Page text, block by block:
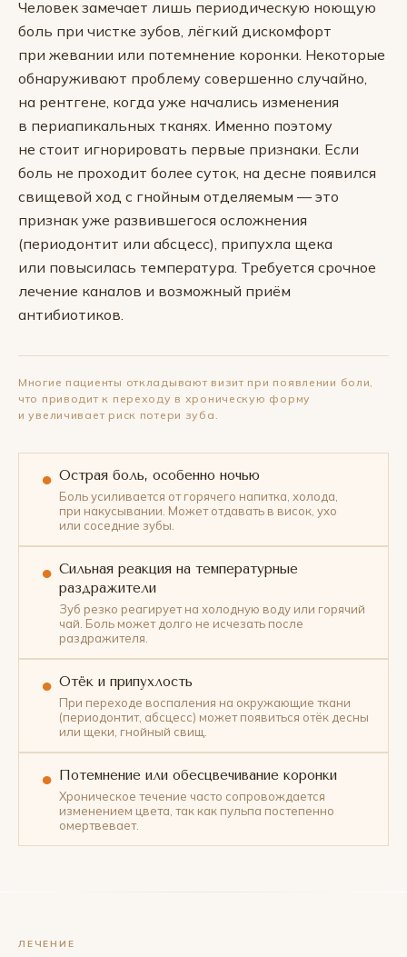
Человек замечает лишь периодическую ноющую
боль при чистке зубов, лёгкий дискомфорт
при жевании или потемнение коронки. Некоторые
обнаруживают проблему совершенно случайно,
на рентгене, когда уже начались изменения
в периапикальных тканях. Именно поэтому
не стоит игнорировать первые признаки. Если
боль не проходит более суток, на десне появился
свищевой ход с гнойным отделяемым — это
признак уже развившегося осложнения
(периодонтит или абсцесс), припухла щека
или повысилась температура. Требуется срочное
лечение каналов и возможный приём
антибиотиков.
Многие пациенты откладывают визит при появлении боли,
что приводит к переходу в хроническую форму
и увеличивает риск потери зуба.
● Острая боль, особенно ночью
Боль усиливается от горячего напитка, холода,
при накусывании. Может отдавать в висок, ухо
или соседние зубы.
● Сильная реакция на температурные
раздражители
Зуб резко реагирует на холодную воду или горячий
чай. Боль может долго не исчезать после
раздражителя.
● Отёк и припухлость
При переходе воспаления на окружающие ткани
(периодонтит, абсцесс) может появиться отёк десны
или щеки, гнойный свищ.
● Потемнение или обесцвечивание коронки
Хроническое течение часто сопровождается
изменением цвета, так как пульпа постепенно
омертвевает.
ЛЕЧЕНИЕ